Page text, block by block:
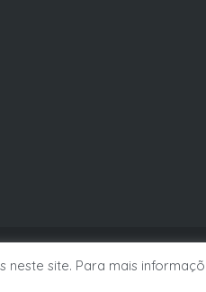
| Todos os direitos
site. Para mais